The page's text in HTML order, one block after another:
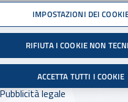
Infortuni
Facebook - Sito
X - Sito
Dove cercare:
Pubblicità legale
IMPOSTAZIONI DEI
RIFIUTA I COOKIE NON
ACCETTA TUTTI I COOKIE